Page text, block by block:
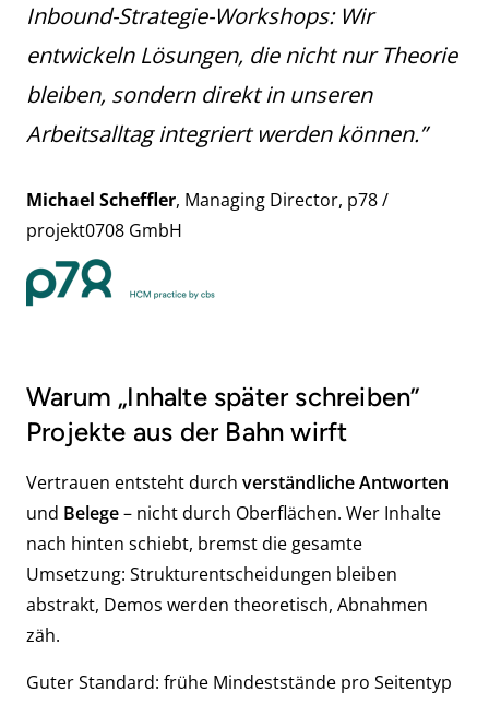
Inbound-Strategie-Workshops: Wir
entwickeln Lösungen, die nicht nur Theorie
bleiben, sondern direkt in unseren
Arbeitsalltag integriert werden können.”
Michael Scheffler, Managing Director, p78 /
projekt0708 GmbH
Warum „Inhalte später schreiben”
Projekte aus der Bahn wirft
Vertrauen entsteht durch verständliche Antworten
und Belege– nicht durch Oberflächen. Wer Inhalte
nach hinten schiebt, bremst die gesamte
Umsetzung: Strukturentscheidungen bleiben
abstrakt, Demos werden theoretisch, Abnahmen
zäh.
Guter Standard: frühe Mindeststände pro Seitentyp